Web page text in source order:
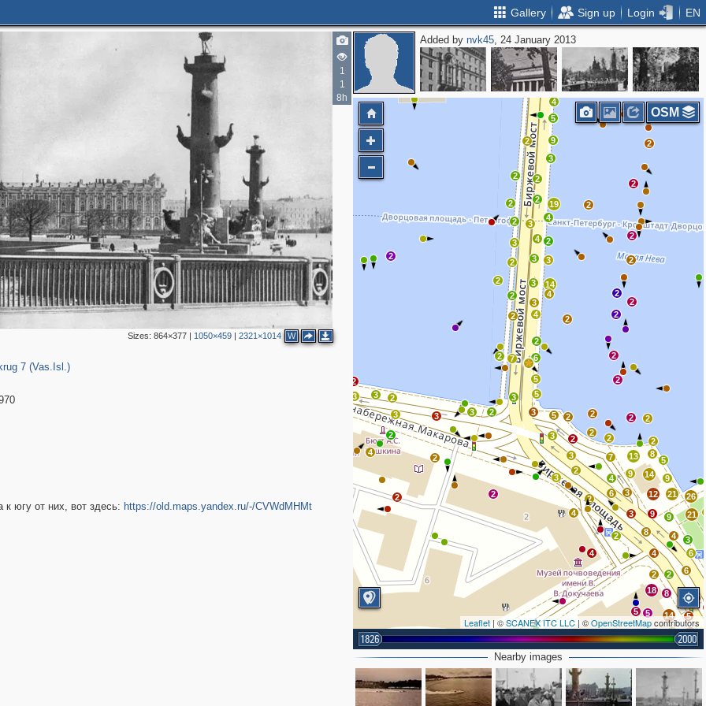
Gallery Sign up Login EN
1
1
8h
Sizes: 864×377| 1050×459| 2321×1014 W
7 (Vas.Isl.)
Added bynvk45, 24 January 2013
7
5
3
8
2
6
2
5
4
5
2 3
2
2
2
19
4
2
3
2
14
3
4
2
2
4
3
2
2
2
3
3
2 3
2
4
2
2
2
2
2
2
3
9
2
4
3 3 2
2
7
2 6
5
3
2
3
2
3
3
2
2
2
2
3
2
4
4
3
7
2
6
3
2
12 18
13
45
18
2
16
14 5
8
18
5
5
4
2 2 6
6
3
4
9 21
26
5
8
2 2
13
2
14
9
7
4
6
3 12
9
21
9
8
3
2
4
4
2
3
2
3 5
3
3
2
2
2
2
2 2
5
2
2
2
2
2
2
Leaflet | ©SCANEX ITC LLC | ©OpenStreetMapcontributors
1826 2000
OSM
Nearby images
югу от них, вот здесь: https://old.maps.yandex.ru/-/CVWdMHMt